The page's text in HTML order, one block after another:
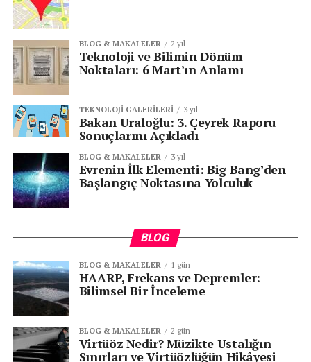
BLOG & MAKALELER 2 yıl
Teknoloji ve Bilimin Dönüm
Noktaları: 6 Mart’ın Anlamı
TEKNOLOJI GALERILERI 3 yıl
Bakan Uraloğlu: 3. Çeyrek Raporu
Sonuçlarını Açıkladı
BLOG & MAKALELER 3 yıl
Evrenin İlk Elementi: Big Bang’den
Başlangıç Noktasına Yolculuk
BLOG
BLOG & MAKALELER 1 gün
HAARP, Frekans ve Depremler:
Bilimsel Bir İnceleme
BLOG & MAKALELER 2 gün
Virtüöz Nedir? Müzikte Ustalığın
Sınırları ve Virtüözlüğün Hikâyesi